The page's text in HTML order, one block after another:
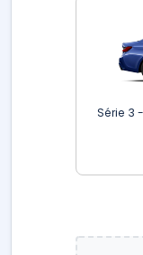
Série 3 -